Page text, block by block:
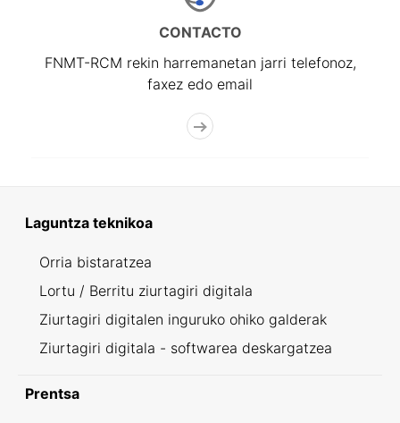
CONTACTO
FNMT-RCM rekin harremanetan jarri telefonoz,
faxez edo email
Laguntza teknikoa
Orria bistaratzea
Lortu / Berritu ziurtagiri digitala
Ziurtagiri digitalen inguruko ohiko galderak
Ziurtagiri digitala - softwarea deskargatzea
Prentsa